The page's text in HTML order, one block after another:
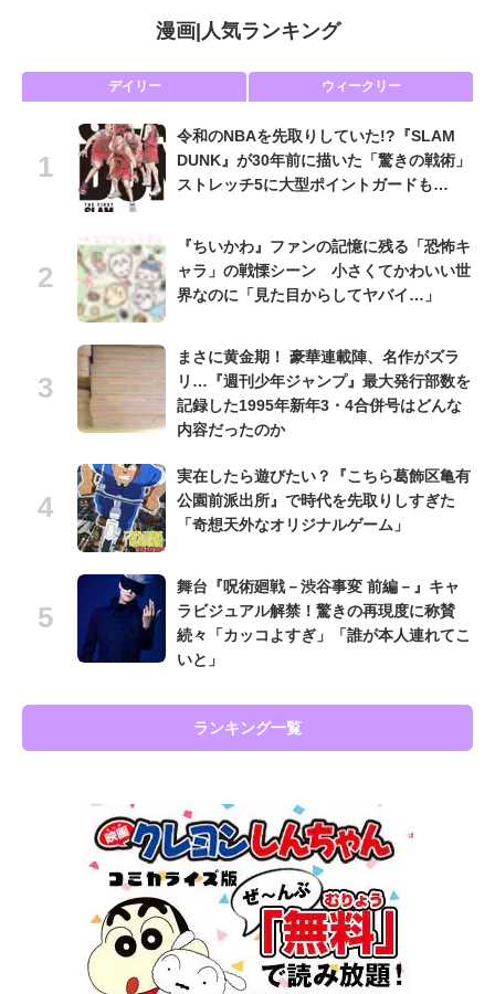
漫画| 人気ランキング
デイリー ウィークリー
令和のNBAを先取りしていた!?『SLAM
DUNK』が30年前に描いた「驚きの戦術」
ストレッチ5に大型ポイントガードも…
『ちいかわ』ファンの記憶に残る「恐怖キ
ャラ」の戦慄シーン 小さくてかわいい世
界なのに「見た目からしてヤバイ…」
まさに黄金期！ 豪華連載陣、名作がズラ
リ…『週刊少年ジャンプ』最大発行部数を
記録した1995年新年3・4合併号はどんな
内容だったのか
実在したら遊びたい？『こちら葛飾区亀有
公園前派出所』で時代を先取りしすぎた
「奇想天外なオリジナルゲーム」
舞台『呪術廻戦－渋谷事変 前編－』キャ
ラビジュアル解禁！驚きの再現度に称賛
続々「カッコよすぎ」「誰が本人連れてこ
いと」
ランキング一覧